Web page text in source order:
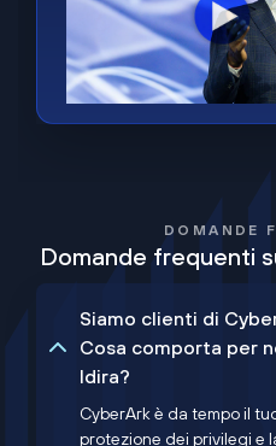
DOMANDE
Domande frequenti
Siamo clienti di
Cosa comporta per
Idira?
CyberArk è da tempo il
protezione dei privilegi e